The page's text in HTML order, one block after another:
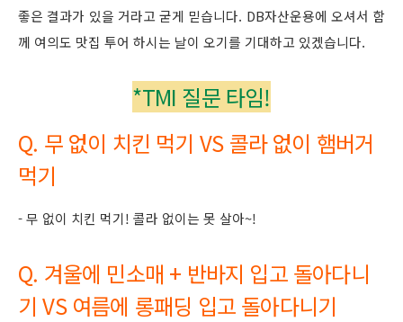
좋은 결과가 있을 거라고 굳게 믿습니다. DB자산운용에 오셔서 함
께 여의도 맛집 투어 하시는 날이 오기를 기대하고 있겠습니다.
*TMI 질문 타임!
Q. 무 없이 치킨 먹기 VS 콜라 없이 햄버거
먹기
- 무 없이 치킨 먹기! 콜라 없이는 못 살아~!
Q. 겨울에 민소매 + 반바지 입고 돌아다니
기 VS 여름에 롱패딩 입고 돌아다니기